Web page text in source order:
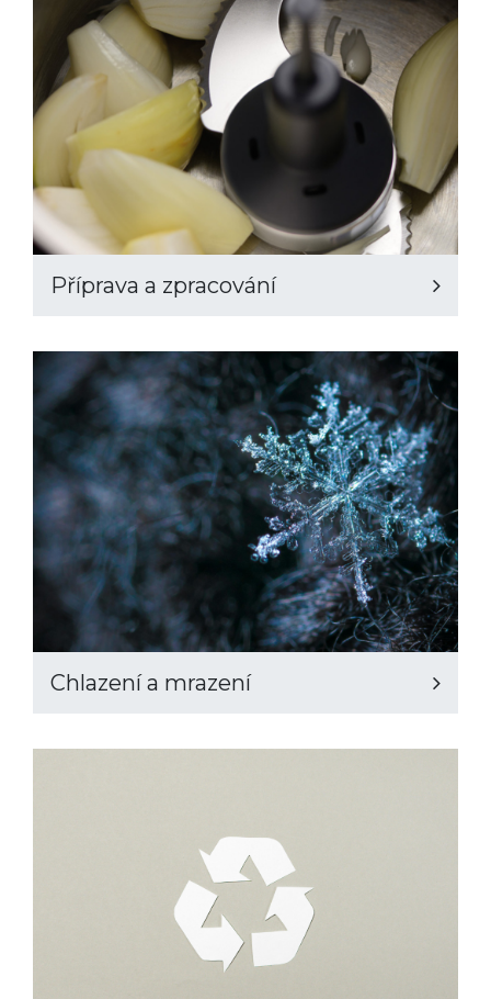
Příprava a zpracování
Chlazení a mrazení